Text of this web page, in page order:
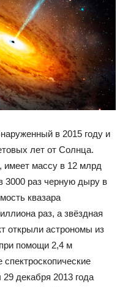
в 2015 году и
лет от Солнца.
имеет массу в 12 млрд
3000 раз черную дыру в
квазара
раз, а звёздная
открыли астрономы из
помощи 2,4 м
декабря 2013 года